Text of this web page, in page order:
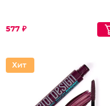
577 ₽